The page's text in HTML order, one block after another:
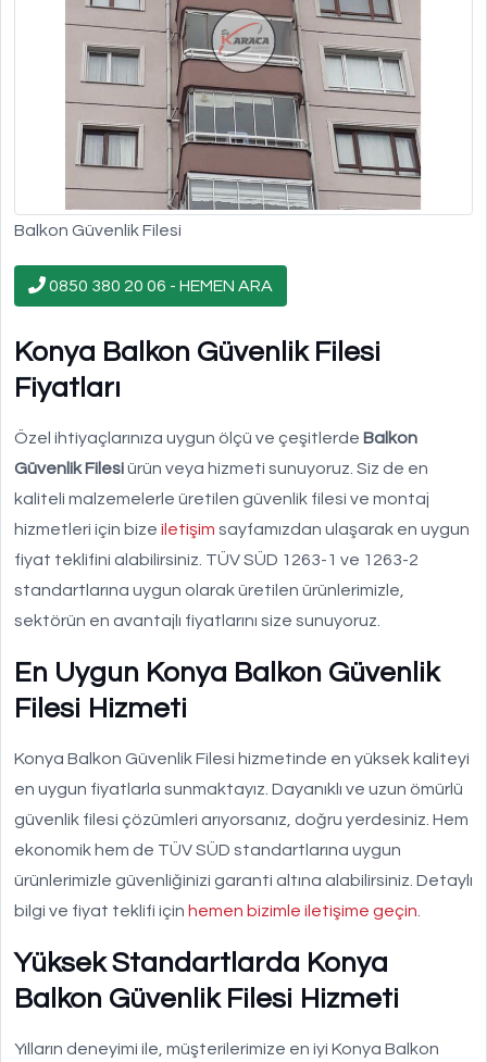
Balkon Güvenlik Filesi
0850 380 20 06 - HEMEN ARA
Konya Balkon Güvenlik Filesi
Fiyatları
Özel ihtiyaçlarınıza uygun ölçü ve çeşitlerde Balkon
Güvenlik Filesiürün veya hizmeti sunuyoruz. Siz de en
kaliteli malzemelerle üretilen güvenlik filesi ve montaj
hizmetleri için bize iletişim sayfamızdan ulaşarak en uygun
fiyat teklifini alabilirsiniz. TÜV SÜD 1263-1 ve 1263-2
standartlarına uygun olarak üretilen ürünlerimizle,
sektörün en avantajlı fiyatlarını size sunuyoruz.
En Uygun Konya Balkon Güvenlik
Filesi Hizmeti
Konya Balkon Güvenlik Filesi hizmetinde en yüksek kaliteyi
en uygun fiyatlarla sunmaktayız. Dayanıklı ve uzun ömürlü
güvenlik filesi çözümleri arıyorsanız, doğru yerdesiniz. Hem
ekonomik hem de TÜV SÜD standartlarına uygun
ürünlerimizle güvenliğinizi garanti altına alabilirsiniz. Detaylı
bilgi ve fiyat teklifi için hemen bizimle iletişime geçin
Yüksek Standartlarda Konya
Balkon Güvenlik Filesi Hizmeti
Yılların deneyimi ile, müşterilerimize en iyi Konya Balkon